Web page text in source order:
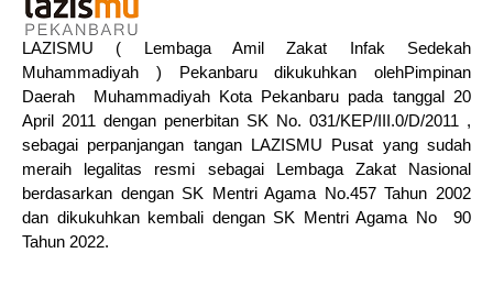
LAZISMU ( Lembaga Amil Zakat Infak Sedekah
Muhammadiyah ) Pekanbaru dikukuhkan olehPimpinan
Daerah Muhammadiyah Kota Pekanbaru pada tanggal 20
April 2011 dengan penerbitan SK No. 031/KEP/III.0/D/2011 ,
sebagai perpanjangan tangan LAZISMU Pusat yang sudah
meraih legalitas resmi sebagai Lembaga Zakat Nasional
berdasarkan dengan SK Mentri Agama No.457 Tahun 2002
dan dikukuhkan kembali dengan SK Mentri Agama No 90
Tahun 2022.